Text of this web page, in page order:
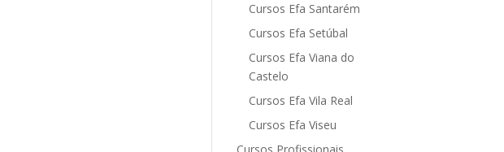
Cursos Efa Santarém
Cursos Efa Setúbal
Cursos Efa Viana do
Castelo
Cursos Efa Vila Real
Cursos Efa Viseu